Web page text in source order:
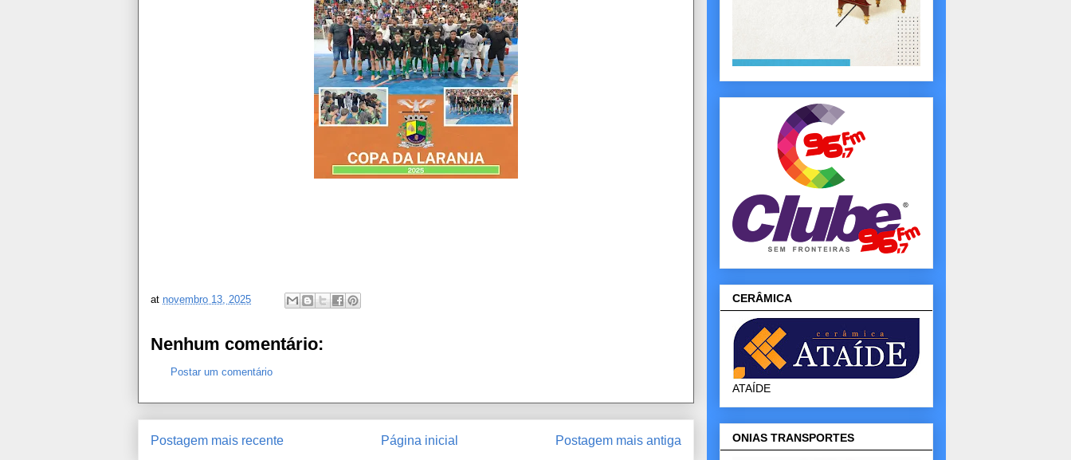
at novembro 13, 2025
Nenhum comentário:
Postar um comentário
Postagem mais recente Postagem mais antiga
Página inicial
CERÂMICA
ATAÍDE
ONIAS TRANSPORTES